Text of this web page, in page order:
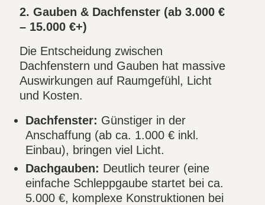
2. Gauben & Dachfenster (ab 3.000 €
– 15.000 €+)
Die Entscheidung zwischen
Dachfenstern und Gauben hat massive
Auswirkungen auf Raumgefühl, Licht
und Kosten.
Dachfenster: Günstiger in der
Anschaffung (ab ca. 1.000 € inkl.
Einbau), bringen viel Licht.
Dachgauben: Deutlich teurer (eine
einfache Schleppgaube startet bei ca.
5.000 €, komplexe Konstruktionen bei